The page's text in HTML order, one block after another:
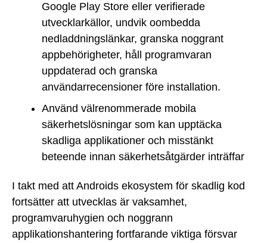
Google Play Store eller verifierade
utvecklarkällor, undvik oombedda
nedladdningslänkar, granska noggrant
appbehörigheter, håll programvaran
uppdaterad och granska
användarrecensioner före installation.
Använd välrenommerade mobila
säkerhetslösningar som kan upptäcka
skadliga applikationer och misstänkt
beteende innan säkerhetsåtgärder inträffar
I takt med att Androids ekosystem för skadlig kod
fortsätter att utvecklas är vaksamhet,
programvaruhygien och noggrann
applikationshantering fortfarande viktiga försvar